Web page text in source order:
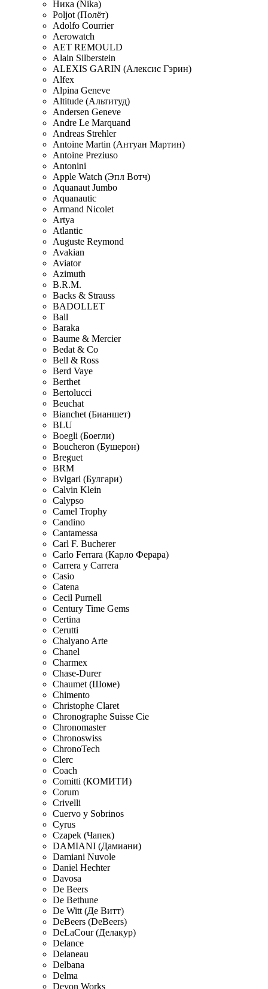
Ника (Nika)
Poljot (Полёт)
Adolfo Courrier
Aerowatch
AET REMOULD
Alain Silberstein
ALEXIS GARIN (Алексис Гэрин)
Alfex
Alpina Geneve
Altitude (Альтитуд)
Andersen Geneve
Andre Le Marquand
Andreas Strehler
Antoine Martin (Антуан Мартин)
Antoine Preziuso
Antonini
Apple Watch (Эпл Вотч)
Aquanaut Jumbo
Aquanautic
Armand Nicolet
Artya
Atlantic
Auguste Reymond
Avakian
Aviator
Azimuth
B.R.M.
Backs & Strauss
BADOLLET
Ball
Baraka
Baume & Mercier
Bedat & Co
Bell & Ross
Berd Vaye
Berthet
Bertolucci
Beuchat
Bianchet (Бианшет)
BLU
Boegli (Боегли)
Boucheron (Бушерон)
Breguet
BRM
Bvlgari (Булгари)
Calvin Klein
Calypso
Camel Trophy
Candino
Cantamessa
Carl F. Bucherer
Carlo Ferrara (Карло Ферара)
Carrera y Carrera
Casio
Catena
Cecil Purnell
Century Time Gems
Certina
Cerutti
Chalyano Arte
Chanel
Charmex
Chase-Durer
Chaumet (Шоме)
Chimento
Christophe Claret
Chronographe Suisse Cie
Chronomaster
Chronoswiss
ChronoTech
Clerc
Coach
Comitti (КОМИТИ)
Corum
Crivelli
Cuervo y Sobrinos
Cyrus
Czapek (Чапек)
DAMIANI (Дамиани)
Damiani Nuvole
Daniel Hechter
Davosa
De Beers
De Bethune
De Witt (Де Витт)
DeBeers (DeBeers)
DeLaCour (Делакур)
Delance
Delaneau
Delbana
Delma
Devon Works